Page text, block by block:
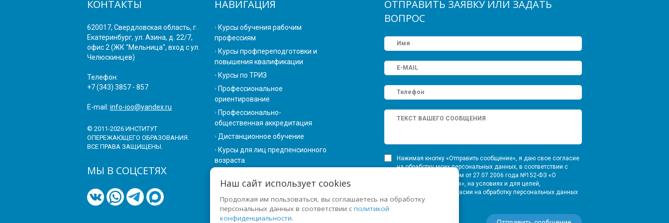
ОТПРАВИТЬ ЗАЯВКУ ИЛИ ЗАДАТЬ
ВОПРОС
Нажимая кнопку «Отправить сообщение», я даю свое согласие
на обработку моих персональных данных, в соответствии с
Федеральным законом от 27.07.2006 года №152-ФЗ «О
персональных данных», на условиях и для целей,
определенных в Согласии на обработку персональных данных
НАВИГАЦИЯ
Курсы обучения рабочим
профессиям
Курсы профпереподготовки и
повышения квалификации
Курсы по ТРИЗ
Профессиональное
ориентирование
Профессионально-
общественная аккредитация
Дистанционное обучение
Курсы для лиц предпенсионного
возраста
ПОМОЩЬ
Карта сайта
КОНТАКТЫ
620017, Свердловская область, г.
Екатеринбург, ул. Азина, д. 22/7,
офис 2 (ЖК "Мельница", вход с ул.
Челюскинцев)
Телефон:
+7 (343) 3857 - 857
E-mail:info-ioo@yandex.ru
© 2011-2026 ИНСТИТУТ
ОПЕРЕЖАЮЩЕГО ОБРАЗОВАНИЯ.
ВСЕ ПРАВА ЗАЩИЩЕНЫ.
МЫ В СОЦСЕТЯХ
Наш сайт использует cookies
Продолжая им пользоваться, вы соглашаетесь на обработку
персональных данных в соответствии с политикой
конфиденциальности.